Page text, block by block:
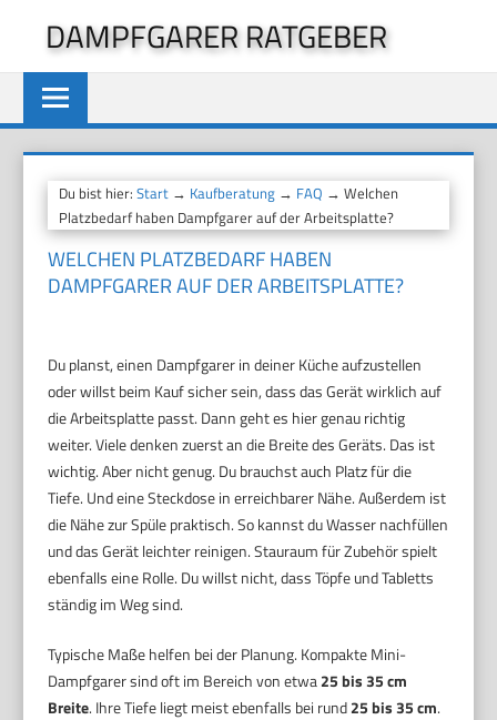
springen
DAMPFGARER RATGEBER
Du bist hier:Start → Kaufberatung → FAQ → Welchen
Platzbedarf haben Dampfgarer auf der Arbeitsplatte?
WELCHEN PLATZBEDARF HABEN
DAMPFGARER AUF DER ARBEITSPLATTE?
Du planst, einen Dampfgarer in deiner Küche aufzustellen
oder willst beim Kauf sicher sein, dass das Gerät wirklich auf
die Arbeitsplatte passt. Dann geht es hier genau richtig
weiter. Viele denken zuerst an die Breite des Geräts. Das ist
wichtig. Aber nicht genug. Du brauchst auch Platz für die
Tiefe. Und eine Steckdose in erreichbarer Nähe. Außerdem ist
die Nähe zur Spüle praktisch. So kannst du Wasser nachfüllen
und das Gerät leichter reinigen. Stauraum für Zubehör spielt
ebenfalls eine Rolle. Du willst nicht, dass Töpfe und Tabletts
ständig im Weg sind.
Typische Maße helfen bei der Planung. Kompakte Mini-
Dampfgarer sind oft im Bereich von etwa25 bis 35 cm
Breite. Ihre Tiefe liegt meist ebenfalls bei rund25 bis 35 cm.